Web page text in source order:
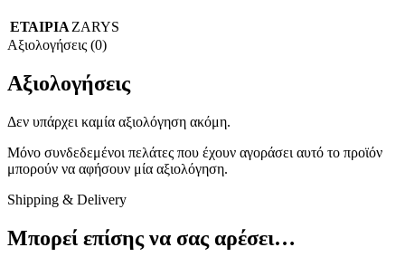
ΕΤΑΙΡΙΑZARYS
Αξιολογήσεις (0)
Αξιολογήσεις
Δεν υπάρχει καμία αξιολόγηση ακόμη.
Μόνο συνδεδεμένοι πελάτες που έχουν αγοράσει αυτό το προϊόν
μπορούν να αφήσουν μία αξιολόγηση.
Shipping & Delivery
Μπορεί επίσης να σας αρέσει…